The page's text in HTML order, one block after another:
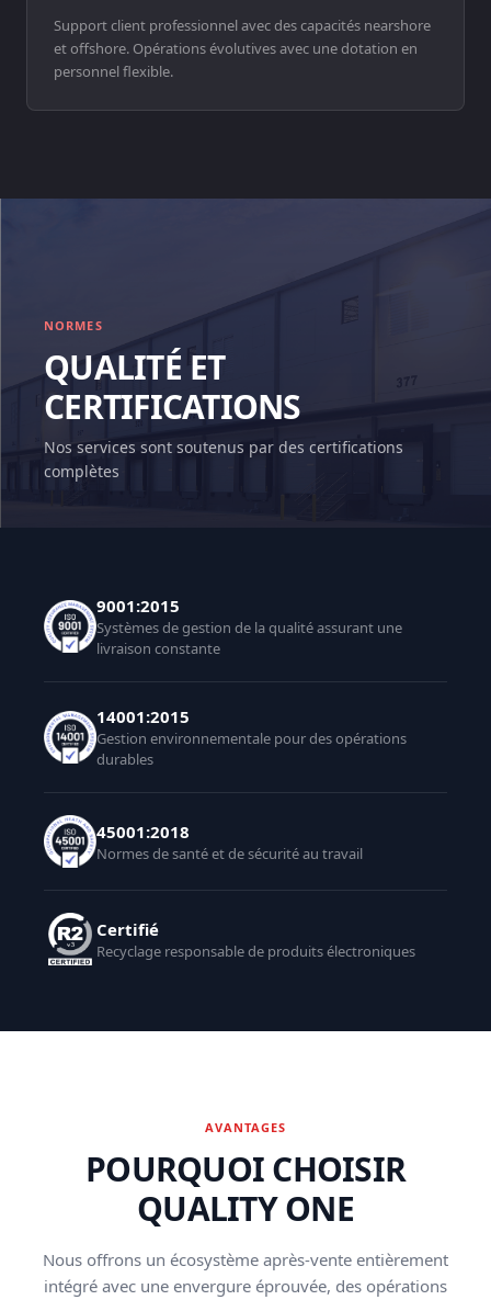
Support client professionnel avec des capacités nearshore
et offshore. Opérations évolutives avec une dotation en
personnel flexible.
NORMES
QUALITÉ ET
CERTIFICATIONS
Nos services sont soutenus par des certifications
complètes
9001:2015
Systèmes de gestion de la qualité assurant une
livraison constante
14001:2015
Gestion environnementale pour des opérations
durables
45001:2018
Normes de santé et de sécurité au travail
Certifié
Recyclage responsable de produits électroniques
AVANTAGES
POURQUOI CHOISIR
QUALITY ONE
Nous offrons un écosystème après-vente entièrement
intégré avec une envergure éprouvée, des opérations